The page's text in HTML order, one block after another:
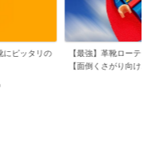
3足の選び方
NULLシューパウダー
を解消！【1日1...